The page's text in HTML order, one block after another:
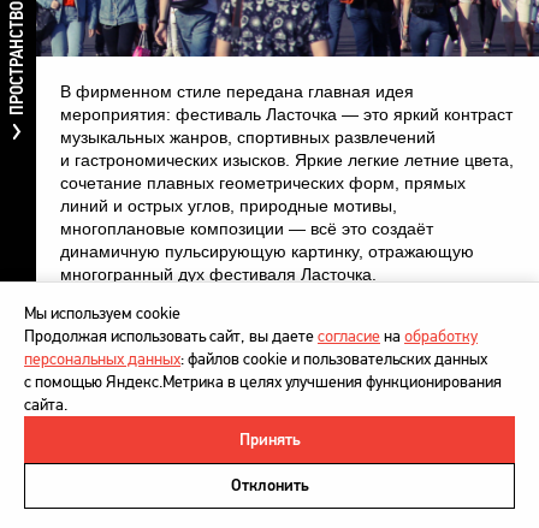
ПРОСТРАНСТВО
В фирменном стиле передана главная идея
мероприятия: фестиваль Ласточка — это яркий контраст
музыкальных жанров, спортивных развлечений
и гастрономических изысков. Яркие легкие летние цвета,
сочетание плавных геометрических форм, прямых
линий и острых углов, природные мотивы,
многоплановые композиции — всё это создаёт
динамичную пульсирующую картинку, отражающую
многогранный дух фестиваля Ласточка.
Политика в отношении обработки персональных данных
Напишите нам
Мы используем cookie
Продолжая использовать сайт, вы даетесогласиена обработку
персональных данных: файлов cookie и пользовательских данных
с помощью Яндекс.Метрика в целях улучшения функционирования
сайта.
Принять
Отклонить